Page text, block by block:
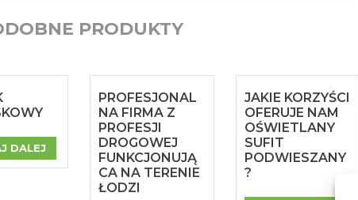
PRODUKTY
DALEJ
PROFESJONAL
NA FIRMA Z
PROFESJI
DROGOWEJ
FUNKCJONUJĄ
CA NA TERENIE
ŁODZI
JAKIE KORZYŚCI
OFERUJE NAM
OŚWIETLANY
SUFIT
PODWIESZANY
?